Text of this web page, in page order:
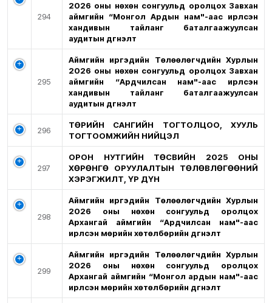
294
2026 оны нөхөн сонгуульд оролцох Завхан
аймгийн “Монгол Ардын нам"-аас ирүүлсэн
хандивын тайланг баталгаажуулсан
аудитын дүгнэлт
295
Аймгийн иргэдийн Төлөөлөгчдийн Хурлын
2026 оны нөхөн сонгуульд оролцох Завхан
аймгийн “Ардчилсан нам"-аас ирүүлсэн
хандивын тайланг баталгаажуулсан
аудитын дүгнэлт
296
ТӨРИЙН САНГИЙН ТОГТОЛЦОО, ХУУЛЬ
ТОГТООМЖИЙН НИЙЦЭЛ
297
ОРОН НУТГИЙН ТӨСВИЙН 2025 ОНЫ
ХӨРӨНГӨ ОРУУЛАЛТЫН ТӨЛӨВЛӨГӨӨНИЙ
ХЭРЭГЖИЛТ, ҮР ДҮН
298
Аймгийн иргэдийн Төлөөлөгчдийн Хурлын
2026 оны нөхөн сонгуульд оролцох
Архангай аймгийн “Ардчилсан нам"-аас
ирүүлсэн мөрийн хөтөлбөрийн дүгнэлт
299
Аймгийн иргэдийн Төлөөлөгчдийн Хурлын
2026 оны нөхөн сонгуульд оролцох
Архангай аймгийн “Монгол ардын нам"-аас
ирүүлсэн мөрийн хөтөлбөрийн дүгнэлт